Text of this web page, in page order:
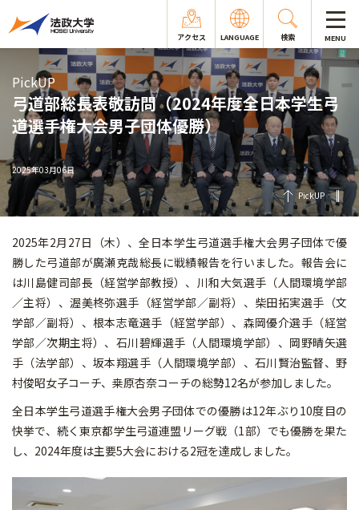
アクセス LANGUAGE 検索 MENU
PickUP
弓道部総長表敬訪問（2024年度全日本学生弓
道選手権大会男子団体優勝）
2025年03月06日
PickUP
2025年2月27日（木）、全日本学生弓道選手権大会男子団体で優
勝した弓道部が廣瀬克哉総長に戦績報告を行いました。報告会に
は川島健司部長（経営学部教授）、川和大気選手（人間環境学部
／主将）、渥美柊弥選手（経営学部／副将）、柴田拓実選手（文
学部／副将）、根本志竜選手（経営学部）、森岡優介選手（経営
学部／次期主将）、石川碧輝選手（人間環境学部）、岡野晴矢選
手（法学部）、坂本翔選手（人間環境学部）、石川賢治監督、野
村俊昭女子コーチ、桒原杏奈コーチの総勢12名が参加しました。
全日本学生弓道選手権大会男子団体での優勝は12年ぶり10度目の
快挙で、続く東京都学生弓道連盟リーグ戦（1部）でも優勝を果た
し、2024年度は主要5大会における2冠を達成しました。